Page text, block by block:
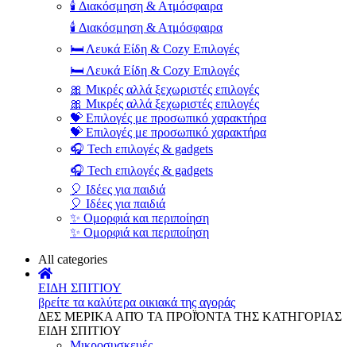
🕯️ Διακόσμηση & Ατμόσφαιρα
🕯️ Διακόσμηση & Ατμόσφαιρα
🛏️ Λευκά Είδη & Cozy Επιλογές
🛏️ Λευκά Είδη & Cozy Επιλογές
🎀 Μικρές αλλά ξεχωριστές επιλογές
🎀 Μικρές αλλά ξεχωριστές επιλογές
💝 Επιλογές με προσωπικό χαρακτήρα
💝 Επιλογές με προσωπικό χαρακτήρα
🎧 Tech επιλογές & gadgets
🎧 Tech επιλογές & gadgets
🎈 Ιδέες για παιδιά
🎈 Ιδέες για παιδιά
✨ Ομορφιά και περιποίηση
✨ Ομορφιά και περιποίηση
All categories
ΕΙΔΗ ΣΠΙΤΙΟΥ
βρείτε τα καλύτερα οικιακά της αγοράς
ΔΕΣ ΜΕΡΙΚΑ ΑΠΌ ΤΑ ΠΡΟΪΌΝΤΑ ΤΗΣ ΚΑΤΗΓΟΡΙΑΣ
ΕΙΔΗ ΣΠΙΤΙΟΥ